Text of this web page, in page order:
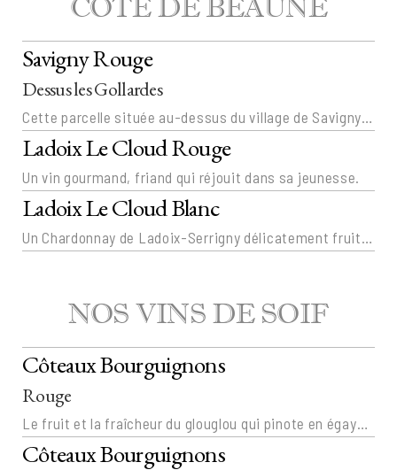
CÔTE DE BEAUNE
Savigny Rouge
Dessus les Gollardes
Ladoix Le Cloud Rouge
Un vin gourmand, friand qui réjouit dans sa jeunesse.
Ladoix Le Cloud Blanc
NOS VINS DE SOIF
Côteaux Bourguignons
Rouge
Côteaux Bourguignons